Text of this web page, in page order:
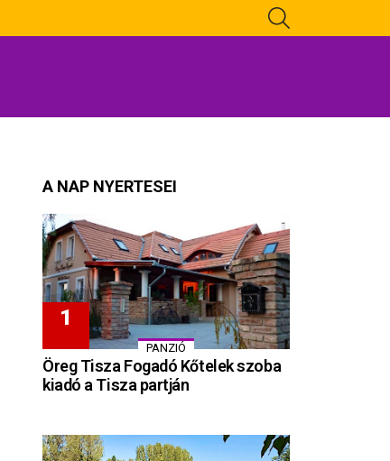
A NAP NYERTESEI
PANZIÓ
Öreg Tisza Fogadó Kőtelek szoba
kiadó a Tisza partján